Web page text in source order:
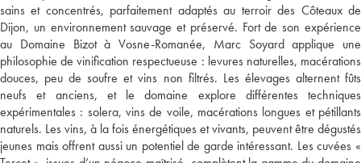
sains et concentrés, parfaitement adaptés au terroir des Côteaux de
Dijon, un environnement sauvage et préservé. Fort de son expérience
au Domaine Bizot à Vosne-Romanée, Marc Soyard applique une
philosophie de vinification respectueuse : levures naturelles, macérations
douces, peu de soufre et vins non filtrés. Les élevages alternent fûts
neufs et anciens, et le domaine explore différentes techniques
expérimentales : solera, vins de voile, macérations longues et pétillants
naturels. Les vins, à la fois énergétiques et vivants, peuvent être dégustés
jeunes mais offrent aussi un potentiel de garde intéressant. Les cuvées «